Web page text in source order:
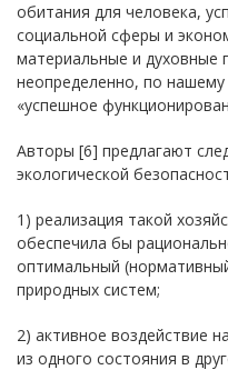
обитания для человека,
социальной сферы и
материальные и духовные
неопределенно, по
«успешное
Авторы [6] предлагают
экологической
1) реализация такой
обеспечила бы
оптимальный
природных систем;
2) активное воздействие
из одного состояния в